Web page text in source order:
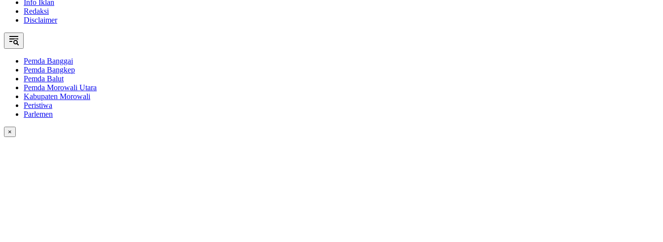
Info Iklan
Redaksi
Disclaimer
Pemda Banggai
Pemda Bangkep
Pemda Balut
Pemda Morowali Utara
Kabupaten Morowali
Peristiwa
Parlemen
×